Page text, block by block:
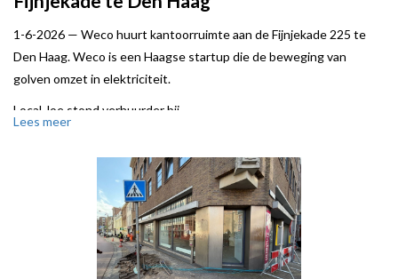
1-6-2026 — Weco huurt kantoorruimte aan de Fijnjekade 225 te
Den Haag. Weco is een Haagse startup die de beweging van
golven omzet in elektriciteit.
Local Joe stond verhuurder bij.
Lees meer